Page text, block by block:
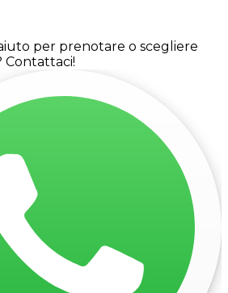
per prenotare o scegliere
Contattaci!